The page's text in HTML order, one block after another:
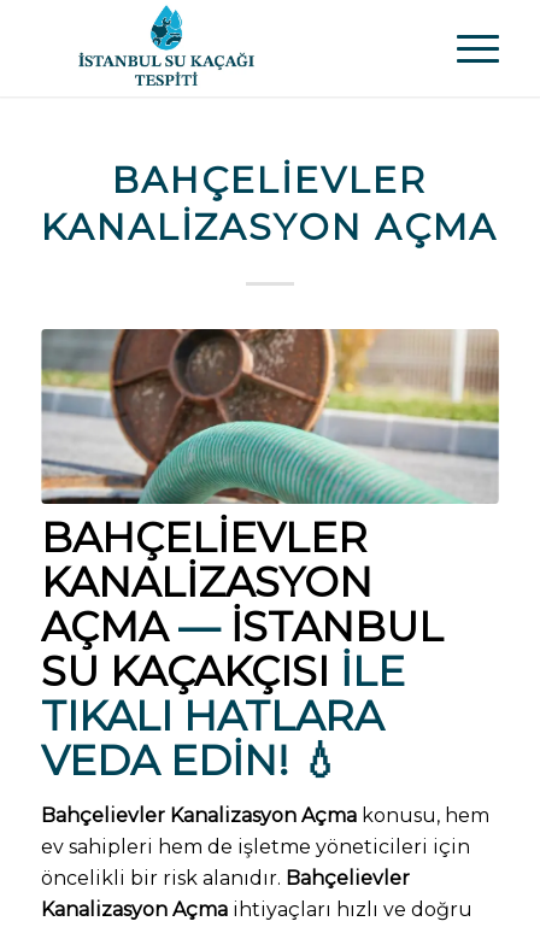
BAHÇELIEVLER
KANALIZASYON AÇMA
BAHÇELIEVLER
KANALIZASYON
AÇMA— İSTANBUL
SU KAÇAKÇISI ILE
TIKALI HATLARA
VEDA EDIN! 💧
Bahçelievler Kanalizasyon Açmakonusu, hem
ev sahipleri hem de işletme yöneticileri için
öncelikli bir risk alanıdır. Bahçelievler
Kanalizasyon Açmaihtiyaçları hızlı ve doğru